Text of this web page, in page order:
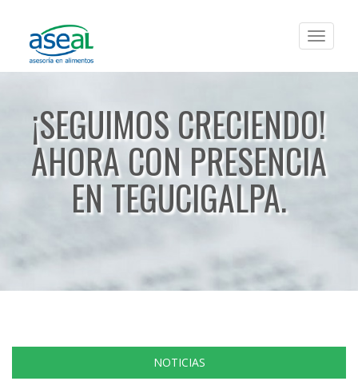
Toggle
¡SEGUIMOS CRECIENDO!
AHORA CON PRESENCIA
EN TEGUCIGALPA.
NOTICIAS